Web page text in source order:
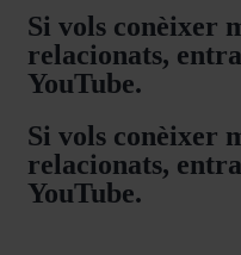
Si vols conèixer
relacionats,
YouTube.
Si vols conèixer
relacionats,
YouTube.